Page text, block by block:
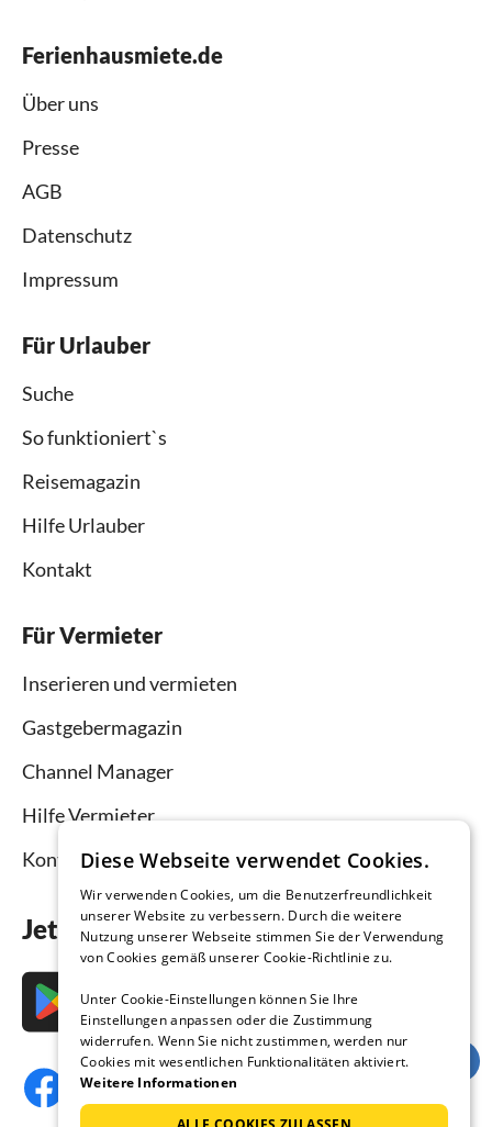
Ferienhausmiete.de
Über uns
Presse
AGB
Datenschutz
Impressum
Für Urlauber
Suche
So funktioniert`s
Reisemagazin
Hilfe Urlauber
Kontakt
Für Vermieter
Inserieren und vermieten
Gastgebermagazin
Channel Manager
Hilfe Vermieter
Kontakt
Jetzt die App downloaden
Diese Webseite verwendet Cookies.
Wir verwenden Cookies, um die Benutzerfreundlichkeit
unserer Website zu verbessern. Durch die weitere
Nutzung unserer Webseite stimmen Sie der Verwendung
von Cookies gemäß unserer Cookie-Richtlinie zu.
Unter Cookie-Einstellungen können Sie Ihre
Einstellungen anpassen oder die Zustimmung
widerrufen. Wenn Sie nicht zustimmen, werden nur
Cookies mit wesentlichen Funktionalitäten aktiviert.
Weitere Informationen